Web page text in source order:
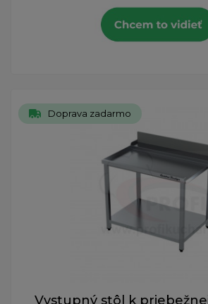
Doprava zadarmo
Vystupný stôl k